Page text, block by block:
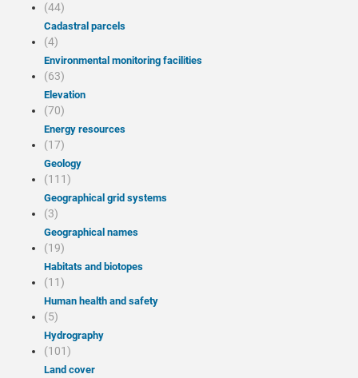
(44)
Cadastral parcels
(4)
Environmental monitoring facilities
(63)
Elevation
(70)
Energy resources
(17)
Geology
(111)
Geographical grid systems
(3)
Geographical names
(19)
Habitats and biotopes
(11)
Human health and safety
(5)
Hydrography
(101)
Land cover